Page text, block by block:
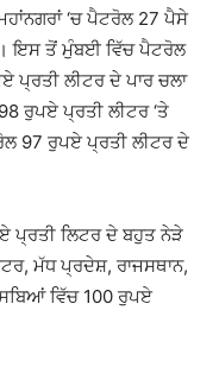
‘ਚ ਪੈਟਰੋਲ 27 ਪੈਸੇ
ਇਸ ਤੋਂ ਮੁੰਬਈ ਵਿੱਚ ਪੈਟਰੋਲ
ਪ੍ਰਤੀ ਲੀਟਰ ਦੇ ਪਾਰ ਚਲਾ
ਰੁਪਏ ਪ੍ਰਤੀ ਲੀਟਰ ‘ਤੇ
97 ਰੁਪਏ ਪ੍ਰਤੀ ਲੀਟਰ ਦੇ
ਪ੍ਰਤੀ ਲਿਟਰ ਦੇ ਬਹੁਤ ਨੇੜੇ
ਮੱਧ ਪ੍ਰਦੇਸ਼, ਰਾਜਸਥਾਨ,
ਵਿੱਚ 100 ਰੁਪਏ